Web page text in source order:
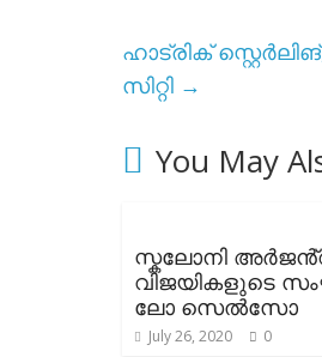
ഹാട്രിക്
സിറ്റി →
You May
സ്കലോനി
വിജയികളുടെ
ലോ സെൽസോ
July 26, 2020 0